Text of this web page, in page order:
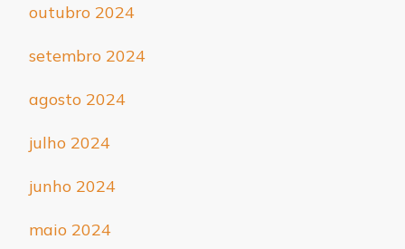
outubro 2024
setembro 2024
agosto 2024
julho 2024
junho 2024
maio 2024